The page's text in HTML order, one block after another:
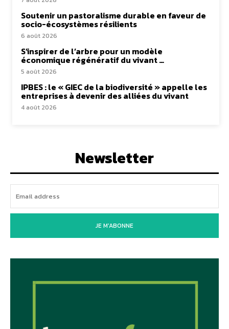
Soutenir un pastoralisme durable en faveur de
socio-écosystèmes résilients
6 août 2026
S’inspirer de l’arbre pour un modèle
économique régénératif du vivant …
5 août 2026
IPBES : le « GIEC de la biodiversité » appelle les
entreprises à devenir des alliées du vivant
4 août 2026
Newsletter
JE M'ABONNE